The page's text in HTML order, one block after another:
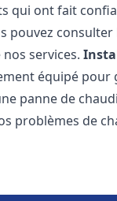
qui ont fait
pouvez
nos services.
équipé
panne de
problèmes de